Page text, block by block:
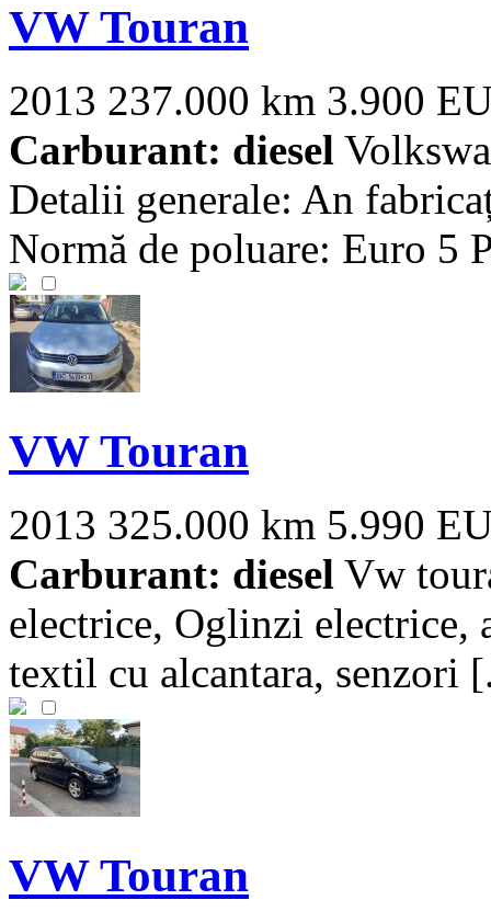
VW Touran
2013 237.000 km 3.900
Carburant: diesel
Detalii generale: An
Normă de poluare: Euro 5
VW Touran
2013 325.000 km 5.990
Carburant: diesel Vw
electrice, Oglinzi electrice,
textil cu alcantara, senzori
VW Touran